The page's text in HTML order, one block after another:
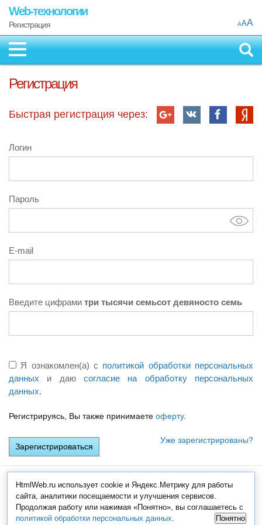
AAA
Web-технологии
Регистрация
Регистрация
Быстрая регистрация через:
Логин
Пароль
E-mail
Введите цифрами три тысячи семьсот девяносто семь
Я ознакомлен(а) с политикой обработки персональных
данных и даю согласие на обработку персональных
данных.
Регистрируясь, Вы также принимаете оферту.
Уже зарегистрированы?
© Copyright 2008-2026byKDG|Контакты|Реклама|Тарифы|Политика
обработки персональных данных| Согласие на обработку
персональных данных
HtmlWeb.ru использует cookie и Яндекс.Метрику для работы
сайта, аналитики посещаемости и улучшения сервисов.
Продолжая работу или нажимая «Понятно», вы соглашаетесь с
политикой обработки персональных данных. Понятно